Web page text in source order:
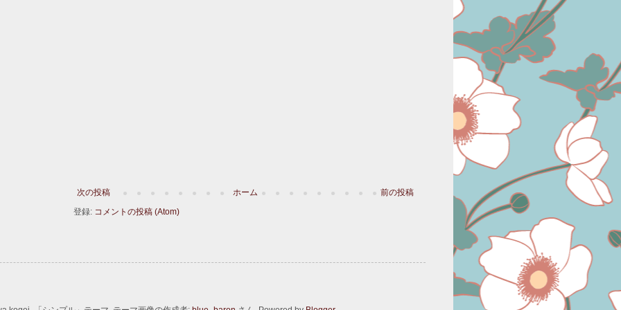
次の投稿 前の投稿
ホーム
登録: コメントの投稿 (Atom)